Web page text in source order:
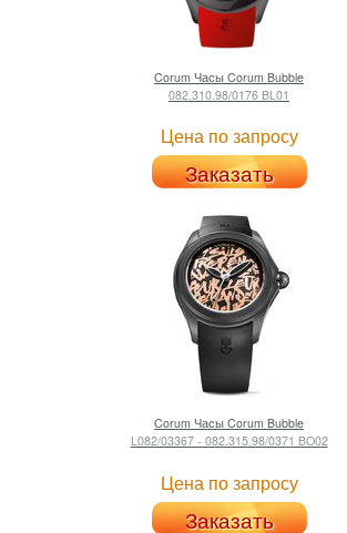
Corum Часы Corum Bubble
082.310.98/0176 BL01
Цена по запросу
Заказать
Corum Часы Corum Bubble
L082/03367 - 082.315.98/0371 BO02
Цена по запросу
Заказать